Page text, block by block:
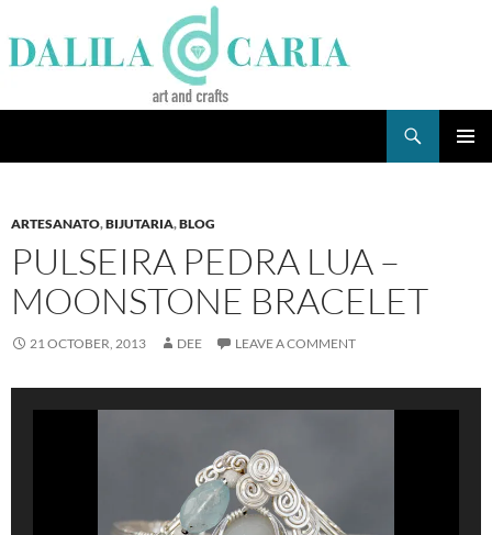
to
content
ARTESANATO,BIJUTARIA,BLOG
PULSEIRA PEDRA LUA –
MOONSTONE BRACELET
21 OCTOBER, 2013 DEE LEAVE A COMMENT